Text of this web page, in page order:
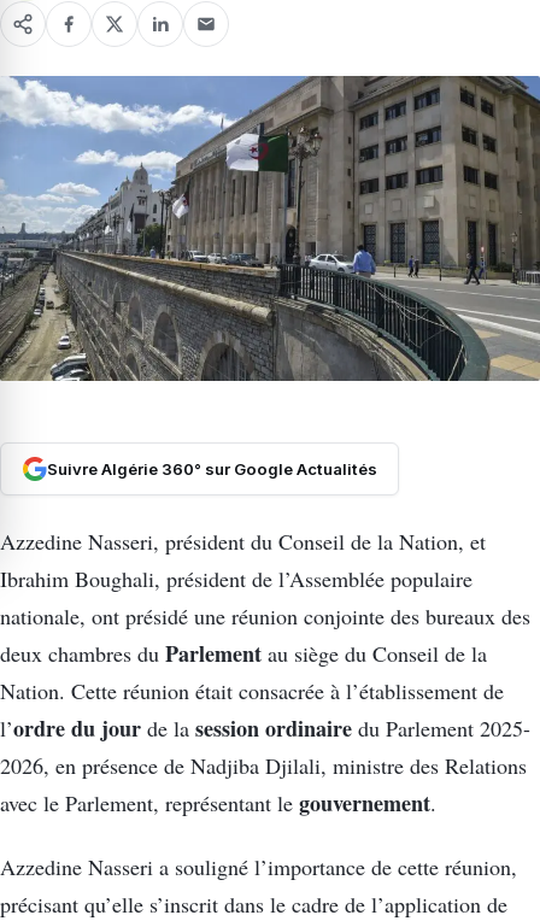
Suivre Algérie 360° sur Google Actualités
Azzedine Nasseri, président du Conseil de la Nation, et
Ibrahim Boughali, président de l’Assemblée populaire
nationale, ont présidé une réunion conjointe des bureaux des
deux chambres du Parlement au siège du Conseil de la
Nation. Cette réunion était consacrée à l’établissement de
l’ordre du jour de la session ordinaire du Parlement 2025-
2026, en présence de Nadjiba Djilali, ministre des Relations
avec le Parlement, représentant le gouvernement.
Azzedine Nasseri a souligné l’importance de cette réunion,
précisant qu’elle s’inscrit dans le cadre de l’application de